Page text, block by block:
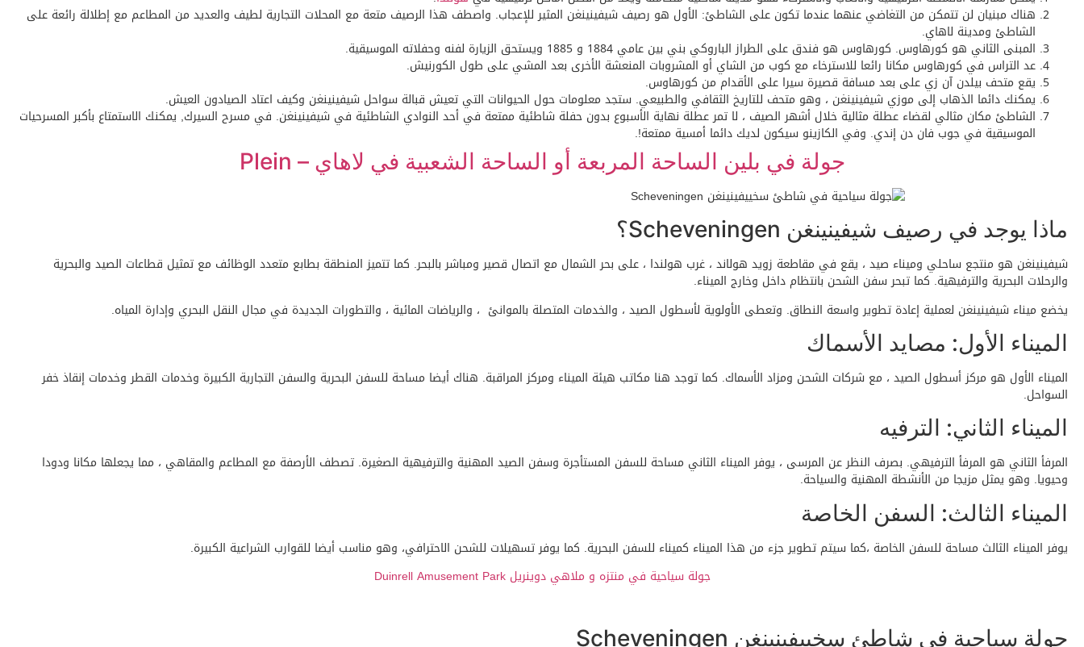
هناك مبنيان لن تتمكن من التغاضي عنهما عندما تكون على الشاطئ: الأول هو رصيف شيفينينغن المثير للإعجاب. واصطف هذا الرصيف متعة مع المحلات التجارية لطيف والعديد من المطاعم مع إطلالة رائعة على
الشاطئ ومدينة لاهاي.
المبنى الثاني هو كورهاوس. كورهاوس هو فندق على الطراز الباروكي بني بين عامي 1884 و 1885 ويستحق الزيارة لفنه وحفلاته الموسيقية.
عد التراس في كورهاوس مكانا رائعا للاسترخاء مع كوب من الشاي أو المشروبات المنعشة الأخرى بعد المشي على طول الكورنيش.
يقع متحف بيلدن آن زي على بعد مسافة قصيرة سيرا على الأقدام من كورهاوس.
يمكنك دائما الذهاب إلى موزي شيفينينغن ، وهو متحف للتاريخ الثقافي والطبيعي. ستجد معلومات حول الحيوانات التي تعيش قبالة سواحل شيفينينغن وكيف اعتاد الصيادون العيش.
الشاطئ مكان مثالي لقضاء عطلة مثالية خلال أشهر الصيف ، لا تمر عطلة نهاية الأسبوع بدون حفلة شاطئية ممتعة في أحد النوادي الشاطئية في شيفينينغن. في مسرح السيرك, يمكنك الاستمتاع بأكبر المسرحيات
الموسيقية في جوب فان دن إندي. وفي الكازينو سيكون لديك دائما أمسية ممتعة!.
جولة في بلين الساحة المربعة أو الساحة الشعبية في لاهاي – Plein
ماذا يوجد في رصيف شيفينينغن Scheveningen؟
شيفينينغن هو منتجع ساحلي وميناء صيد ، يقع في مقاطعة زويد هولاند ، غرب هولندا ، على بحر الشمال مع اتصال قصير ومباشر بالبحر. كما تتميز المنطقة بطابع متعدد الوظائف مع تمثيل قطاعات الصيد والبحرية
والرحلات البحرية والترفيهية. كما تبحر سفن الشحن بانتظام داخل وخارج الميناء.
يخضع ميناء شيفينينغن لعملية إعادة تطوير واسعة النطاق. وتعطى الأولوية لأسطول الصيد ، والخدمات المتصلة بالموانئ ، والرياضات المائية ، والتطورات الجديدة في مجال النقل البحري وإدارة المياه.
الميناء الأول: مصايد الأسماك
الميناء الأول هو مركز أسطول الصيد ، مع شركات الشحن ومزاد الأسماك. كما توجد هنا مكاتب هيئة الميناء ومركز المراقبة. هناك أيضا مساحة للسفن البحرية والسفن التجارية الكبيرة وخدمات القطر وخدمات إنقاذ خفر
السواحل.
الميناء الثاني: الترفيه
المرفأ الثاني هو المرفأ الترفيهي. بصرف النظر عن المرسى ، يوفر الميناء الثاني مساحة للسفن المستأجرة وسفن الصيد المهنية والترفيهية الصغيرة. تصطف الأرصفة مع المطاعم والمقاهي ، مما يجعلها مكانا ودودا
وحيويا. وهو يمثل مزيجا من الأنشطة المهنية والسياحة.
الميناء الثالث: السفن الخاصة
يوفر الميناء الثالث مساحة للسفن الخاصة ،كما سيتم تطوير جزء من هذا الميناء كميناء للسفن البحرية. كما يوفر تسهيلات للشحن الاحترافي، وهو مناسب أيضا للقوارب الشراعية الكبيرة.
جولة سياحية في منتزه و ملاهي دوينريل Duinrell Amusement Park
جولة سياحية في شاطئ سخييفينينغن Scheveningen